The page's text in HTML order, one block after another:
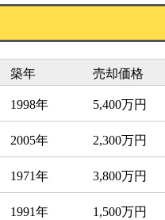
築年 売却価格
1998年 5,400万円
2005年 2,300万円
1971年 3,800万円
1991年 1,500万円